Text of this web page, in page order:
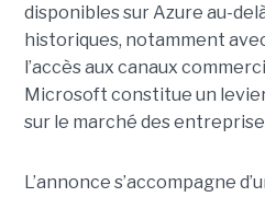
disponibles sur Azure au-
historiques, notamment
l’accès aux canaux
Microsoft constitue un
sur le marché des
L’annonce s’accompagne